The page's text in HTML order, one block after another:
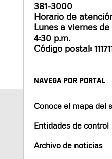
381-3000
Horario de
Lunes a viernes
4:30 p.m.
Código postal:
NAVEGA POR PORTAL
Conoce el mapa del
Entidades de control
Archivo de noticias